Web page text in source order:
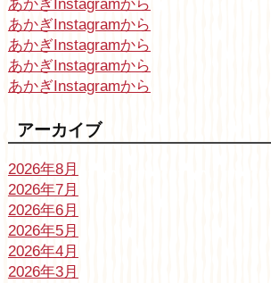
あかぎInstagramから
あかぎInstagramから
あかぎInstagramから
あかぎInstagramから
あかぎInstagramから
アーカイブ
2026年8月
2026年7月
2026年6月
2026年5月
2026年4月
2026年3月